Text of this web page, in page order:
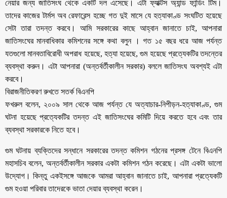
নেয়ার জন্য জাতিসংঘ থেকে একটি দল এসেছে। এটা ফ্যাক্টস অ্যান্ড ফান্ডিং টিম।
তাদের কাজের টার্মস অব রেফারেন্স হচ্ছে গত দুই মাসে যে হত্যাকাণ্ড সংঘটিত হয়েছে
সেটা তারা তদন্ত করবে। আমি সরকারের কাছে আহ্বান জানাতে চাই, আপনারা
জাতিসংঘের মানবাধিকার কমিশনের সঙ্গে কথা বলুন । গত ১৫ বছর ধরে আজ পর্যন্ত
যতগুলো মানবতাবিরোধী অপরাধ হয়েছে, হত্যা হয়েছে, গুম হয়েছে প্রত্যেকটির তদন্তের
ব্যবস্থা করুন। এটা আপনারা (অন্তর্বর্তীকালীন সরকার) বললে জাতিসংঘ অবশ্যই এটা
করবে।
বিরাজনীতিকরণ রুখতে সতর্ক বিএনপি
ফখরুল বলেন, ২০০৯ সাল থেকে আজ পর্যন্ত যে অত্যাচার-নিপীড়ন-হত্যাকাণ্ড, গুম
ঘটনা হয়েছে প্রত্যেকটির তদন্ত এই জাতিসংঘের কমিটি দিয়ে করতে হবে এবং তার
ব্যবস্থা সরকারকে নিতে হবে।
গুম ঘটনায় ব্যক্তিদের সন্ধানে সরকারের তদন্ত কমিশন গঠনের প্রসঙ্গ টেনে বিএনপি
মহাসচিব বলেন, অন্তর্বর্তীকালীন সরকার একটা কমিশন গঠন করেছে। এটা একটা ভালো
উদ্যোগ। কিন্তু একইসঙ্গে আজকে আমরা আহ্বান জানাতে চাই, আপনারা প্রত্যেকটি
গুম হওয়া পরিবার তাদেরকে ভাতা দেয়ার ব্যবস্থা করেন।